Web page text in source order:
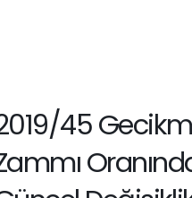
45